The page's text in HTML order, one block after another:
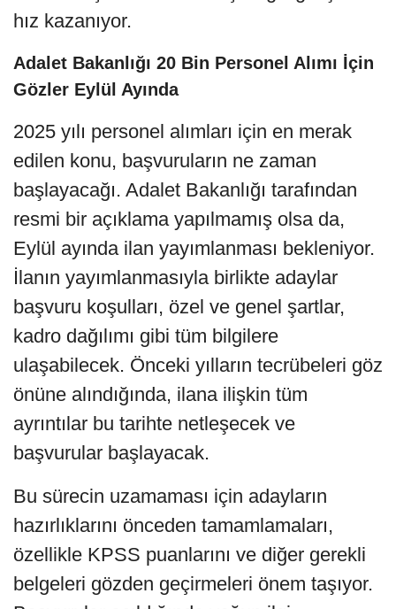
hız kazanıyor.
Adalet Bakanlığı 20 Bin Personel Alımı İçin
Gözler Eylül Ayında
2025 yılı personel alımları için en merak
edilen konu, başvuruların ne zaman
başlayacağı. Adalet Bakanlığı tarafından
resmi bir açıklama yapılmamış olsa da,
Eylül ayında ilan yayımlanması bekleniyor.
İlanın yayımlanmasıyla birlikte adaylar
başvuru koşulları, özel ve genel şartlar,
kadro dağılımı gibi tüm bilgilere
ulaşabilecek. Önceki yılların tecrübeleri göz
önüne alındığında, ilana ilişkin tüm
ayrıntılar bu tarihte netleşecek ve
başvurular başlayacak.
Bu sürecin uzamaması için adayların
hazırlıklarını önceden tamamlamaları,
özellikle KPSS puanlarını ve diğer gerekli
belgeleri gözden geçirmeleri önem taşıyor.